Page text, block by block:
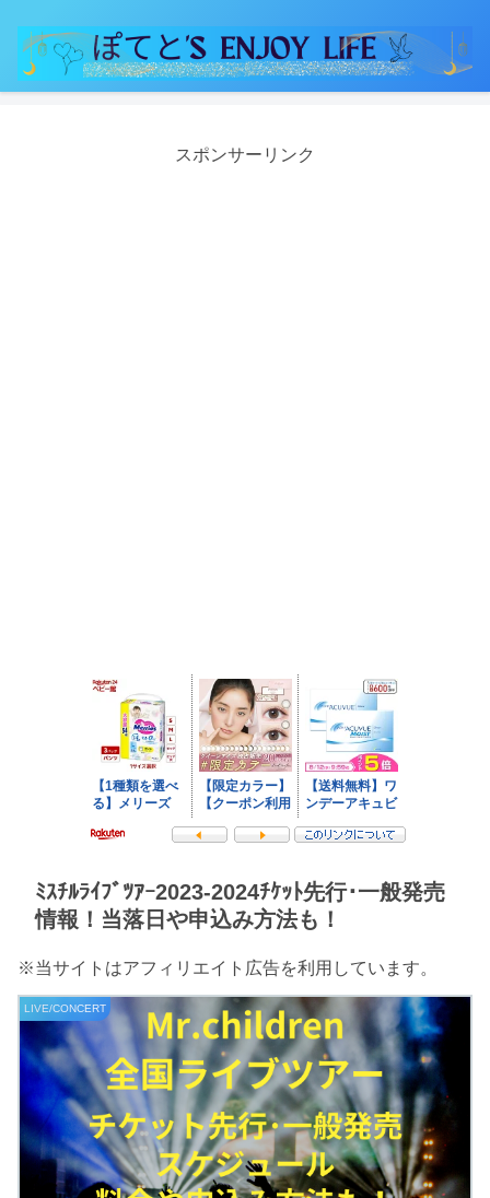
スポンサーリンク
ﾐｽﾁﾙﾗｲﾌﾞﾂｱｰ2023-2024ﾁｹｯﾄ先行･一般発売
情報！当落日や申込み方法も！
※当サイトはアフィリエイト広告を利用しています。
LIVE/CONCERT